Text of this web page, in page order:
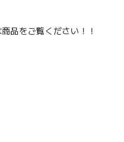
品をご覧ください！！